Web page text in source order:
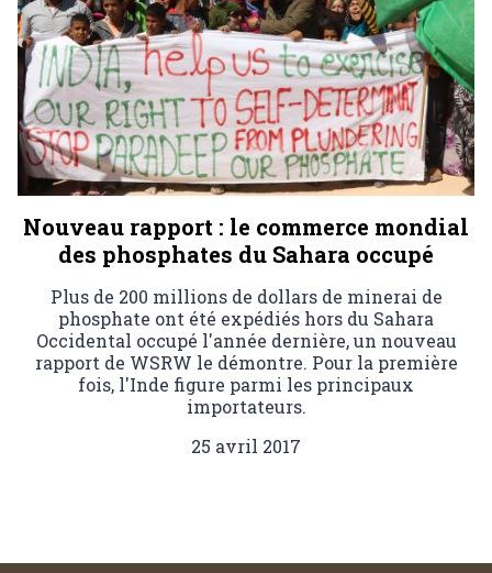
Nouveau rapport : le commerce mondial
des phosphates du Sahara occupé
Plus de 200 millions de dollars de minerai de
phosphate ont été expédiés hors du Sahara
Occidental occupé l'année dernière, un nouveau
rapport de WSRW le démontre. Pour la première
fois, l'Inde figure parmi les principaux
importateurs.
25 avril 2017